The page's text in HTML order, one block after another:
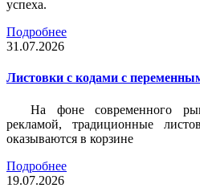
успеха.
Подробнее
31.07.2026
Листовки c кодами с
На фоне современного
рекламой, традиционные
оказываются в корзине
Подробнее
19.07.2026